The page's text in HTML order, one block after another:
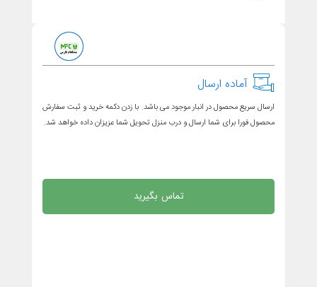
آماده ارسال
ارسال سریع محصول در انبار موجود می باشد. با زدن دکمه خرید و ثبت سفارش
محصول فورا برای شما ارسال و درب منزل تحویل شما عزیزان داده خواهد شد.
تماس بگیرید